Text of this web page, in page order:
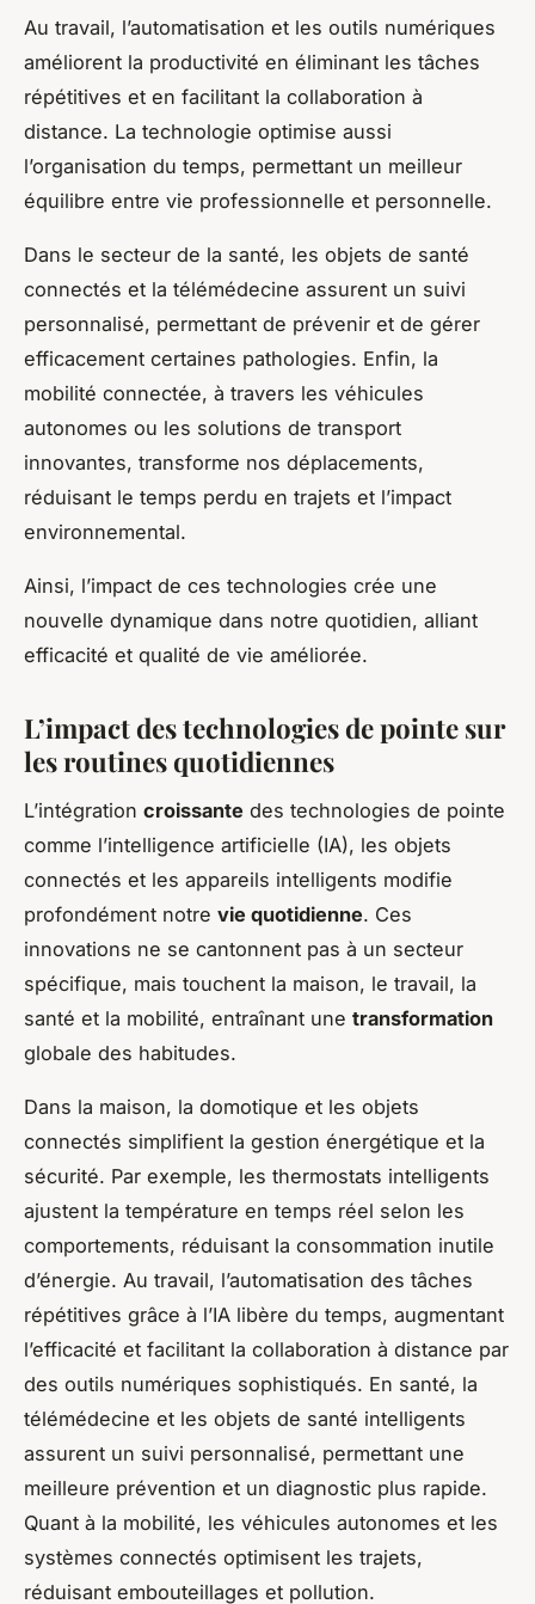
Au travail, l’automatisation et les outils numériques
améliorent la productivité en éliminant les tâches
répétitives et en facilitant la collaboration à
distance. La technologie optimise aussi
l’organisation du temps, permettant un meilleur
équilibre entre vie professionnelle et personnelle.
Dans le secteur de la santé, les objets de santé
connectés et la télémédecine assurent un suivi
personnalisé, permettant de prévenir et de gérer
efficacement certaines pathologies. Enfin, la
mobilité connectée, à travers les véhicules
autonomes ou les solutions de transport
innovantes, transforme nos déplacements,
réduisant le temps perdu en trajets et l’impact
environnemental.
Ainsi, l’impact de ces technologies crée une
nouvelle dynamique dans notre quotidien, alliant
efficacité et qualité de vie améliorée.
L’impact des technologies de pointe sur
les routines quotidiennes
L’intégration croissante des technologies de pointe
comme l’intelligence artificielle (IA), les objets
connectés et les appareils intelligents modifie
profondément notre vie quotidienne. Ces
innovations ne se cantonnent pas à un secteur
spécifique, mais touchent la maison, le travail, la
santé et la mobilité, entraînant une transformation
globale des habitudes.
Dans la maison, la domotique et les objets
connectés simplifient la gestion énergétique et la
sécurité. Par exemple, les thermostats intelligents
ajustent la température en temps réel selon les
comportements, réduisant la consommation inutile
d’énergie. Au travail, l’automatisation des tâches
répétitives grâce à l’IA libère du temps, augmentant
l’efficacité et facilitant la collaboration à distance par
des outils numériques sophistiqués. En santé, la
télémédecine et les objets de santé intelligents
assurent un suivi personnalisé, permettant une
meilleure prévention et un diagnostic plus rapide.
Quant à la mobilité, les véhicules autonomes et les
systèmes connectés optimisent les trajets,
réduisant embouteillages et pollution.